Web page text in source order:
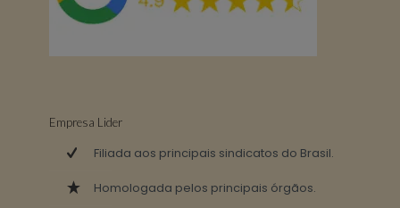
Empresa Lider
Filiada aos principais sindicatos do Brasil.
Homologada pelos principais órgãos.